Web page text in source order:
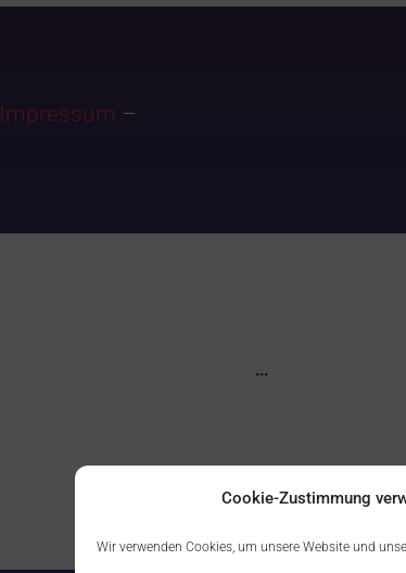
Cookie-Zustimmung
Wir verwenden Cookies, um unsere Website und
Impressum –